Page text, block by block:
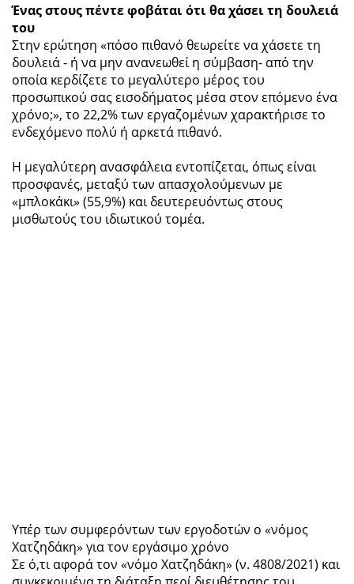
Ένας στους πέντε φοβάται ότι θα χάσει τη δουλειά
του
Στην ερώτηση «πόσο πιθανό θεωρείτε να χάσετε τη
δουλειά - ή να μην ανανεωθεί η σύμβαση- από την
οποία κερδίζετε το μεγαλύτερο μέρος του
προσωπικού σας εισοδήματος μέσα στον επόμενο ένα
χρόνο;», το 22,2% των εργαζομένων χαρακτήρισε το
ενδεχόμενο πολύ ή αρκετά πιθανό.
Η μεγαλύτερη ανασφάλεια εντοπίζεται, όπως είναι
προσφανές, μεταξύ των απασχολούμενων με
«μπλοκάκι» (55,9%) και δευτερευόντως στους
μισθωτούς του ιδιωτικού τομέα.
Υπέρ των συμφερόντων των εργοδοτών ο «νόμος
Χατζηδάκη» για τον εργάσιμο χρόνο
Σε ό,τι αφορά τον «νόμο Χατζηδάκη» (ν. 4808/2021) και